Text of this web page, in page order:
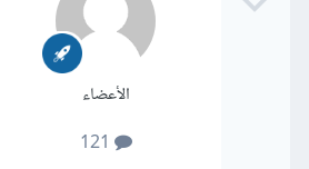
الأعضاء